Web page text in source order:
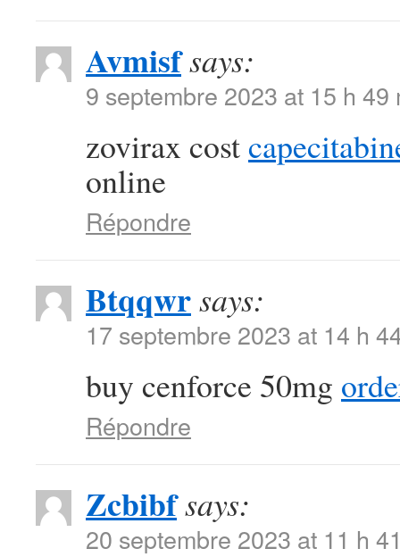
Avmisfsays:
9 septembre 2023 at 15 h 49
zovirax cost
online
Répondre
Btqqwrsays:
17 septembre 2023 at 14 h
buy cenforce 50mg
Répondre
Zcbibfsays:
20 septembre 2023 at 11 h